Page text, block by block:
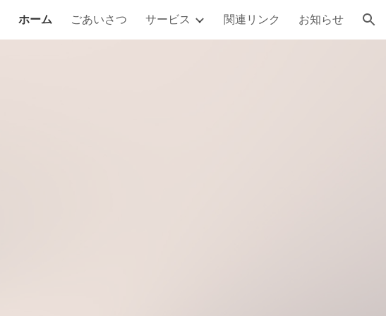
Skip to navigation
ホーム ごあいさつ サービス 関連リンク お知らせ